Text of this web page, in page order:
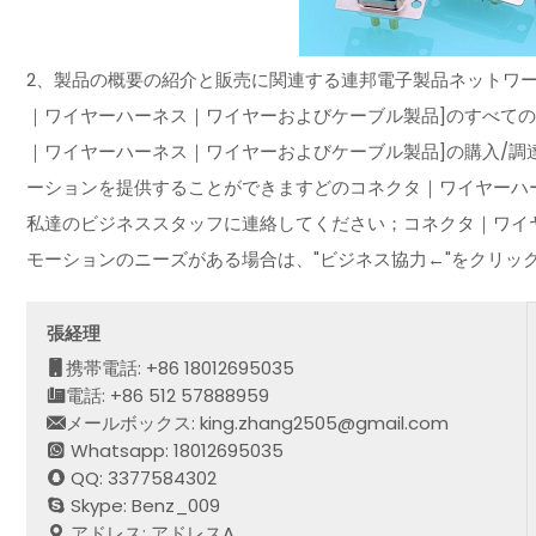
2、製品の概要の紹介と販売に関連する連邦電子製品ネット
｜ワイヤーハーネス｜ワイヤーおよびケーブル製品]のすべ
｜ワイヤーハーネス｜ワイヤーおよびケーブル製品]の購入/
ーションを提供することができますどのコネクタ｜ワイヤー
私達のビジネススタッフに連絡してください；コネクタ｜ワ
モーションのニーズがある場合は、"ビジネス協力←"をクリッ
張経理
携帯電話: +86 18012695035
電話: +86 512 57888959
メールボックス: king.zhang2505@gmail.com
Whatsapp: 18012695035
QQ: 3377584302
Skype: Benz_009